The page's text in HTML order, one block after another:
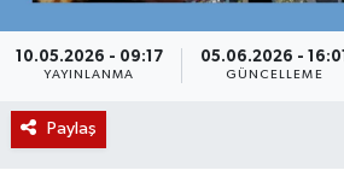
10.05.2026 - 09:17
YAYINLANMA
05.06.2026 - 16:01
GÜNCELLEME
Paylaş